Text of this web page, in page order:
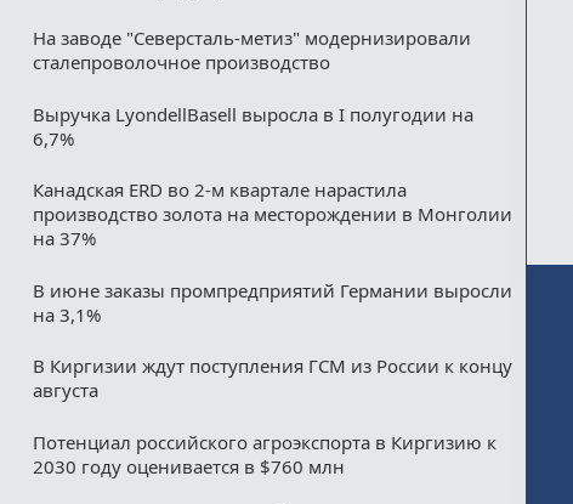
На заводе "Северсталь-метиз" модернизировали
сталепроволочное производство
Выручка LyondellBasell выросла в I полугодии на
6,7%
Канадская ERD во 2-м квартале нарастила
производство золота на месторождении в Монголии
на 37%
В июне заказы промпредприятий Германии выросли
на 3,1%
В Киргизии ждут поступления ГСМ из России к концу
августа
Потенциал российского агроэкспорта в Киргизию к
2030 году оценивается в $760 млн